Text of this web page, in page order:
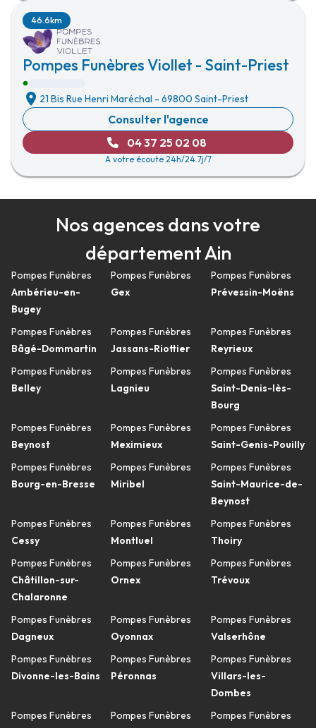
Pompes Funèbres Viollet - Saint-Priest
46.6km
21 Bis Rue Henri Maréchal - 69800 Saint-Priest
Consulter l'agence
04 37 25 02 08
A votre écoute 24h/24 7j/7
Nos agences dans votre
département Ain
Pompes Funèbres
Ambérieu-en-
Bugey
Pompes Funèbres
Bâgé-Dommartin
Pompes Funèbres
Belley
Pompes Funèbres
Beynost
Pompes Funèbres
Bourg-en-Bresse
Pompes Funèbres
Cessy
Pompes Funèbres
Châtillon-sur-
Chalaronne
Pompes Funèbres
Dagneux
Pompes Funèbres
Divonne-les-Bains
Pompes Funèbres
Pompes Funèbres
Gex
Pompes Funèbres
Jassans-Riottier
Pompes Funèbres
Lagnieu
Pompes Funèbres
Meximieux
Pompes Funèbres
Miribel
Pompes Funèbres
Montluel
Pompes Funèbres
Ornex
Pompes Funèbres
Oyonnax
Pompes Funèbres
Péronnas
Pompes Funèbres
Pompes Funèbres
Prévessin-Moëns
Pompes Funèbres
Reyrieux
Pompes Funèbres
Saint-Denis-lès-
Bourg
Pompes Funèbres
Saint-Genis-Pouilly
Pompes Funèbres
Saint-Maurice-de-
Beynost
Pompes Funèbres
Thoiry
Pompes Funèbres
Trévoux
Pompes Funèbres
Valserhône
Pompes Funèbres
Villars-les-
Dombes
Pompes Funèbres